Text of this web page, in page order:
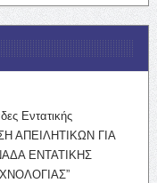
Εντατικής
ΑΠΕΙΛΗΤΙΚΩΝ ΓΙΑ
ΕΝΤΑΤΙΚΗΣ